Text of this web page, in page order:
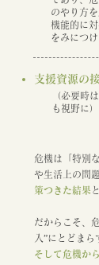
のやり方
機能的に
をみにつけ
支援資源の
（必要時
も視野に）
危機は「特別
や生活上の問
策つきた結果
だからこそ、
入”にとどまら
そして危機か